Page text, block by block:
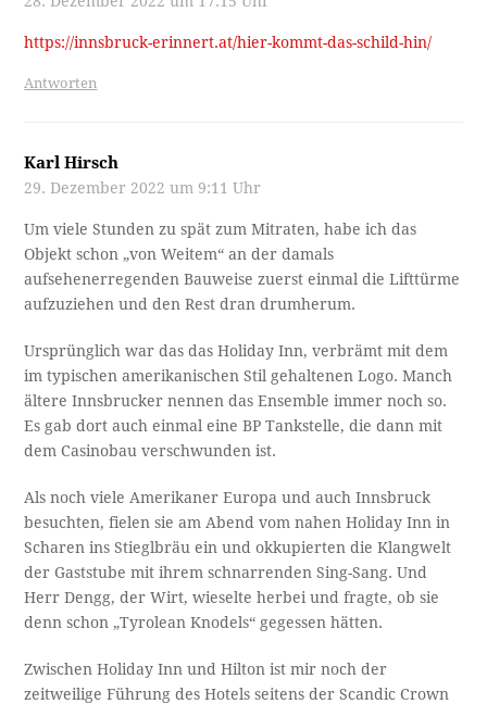
https://innsbruck-erinnert.at/hier-kommt-das-schild-hin/
Antworten
Karl Hirsch
29. Dezember 2022 um 9:11 Uhr
Um viele Stunden zu spät zum Mitraten, habe ich das
Objekt schon „von Weitem“ an der damals
aufsehenerregenden Bauweise zuerst einmal die Lifttürme
aufzuziehen und den Rest dran drumherum.
Ursprünglich war das das Holiday Inn, verbrämt mit dem
im typischen amerikanischen Stil gehaltenen Logo. Manch
ältere Innsbrucker nennen das Ensemble immer noch so.
Es gab dort auch einmal eine BP Tankstelle, die dann mit
dem Casinobau verschwunden ist.
Als noch viele Amerikaner Europa und auch Innsbruck
besuchten, fielen sie am Abend vom nahen Holiday Inn in
Scharen ins Stieglbräu ein und okkupierten die Klangwelt
der Gaststube mit ihrem schnarrenden Sing-Sang. Und
Herr Dengg, der Wirt, wieselte herbei und fragte, ob sie
denn schon „Tyrolean Knodels“ gegessen hätten.
Zwischen Holiday Inn und Hilton ist mir noch der
zeitweilige Führung des Hotels seitens der Scandic Crown